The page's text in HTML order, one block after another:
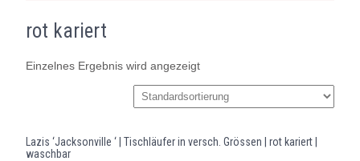
rot kariert
Einzelnes Ergebnis wird angezeigt
Lazis ‘Jacksonville ‘ | Tischläufer in versch. Grössen | rot kariert |
waschbar